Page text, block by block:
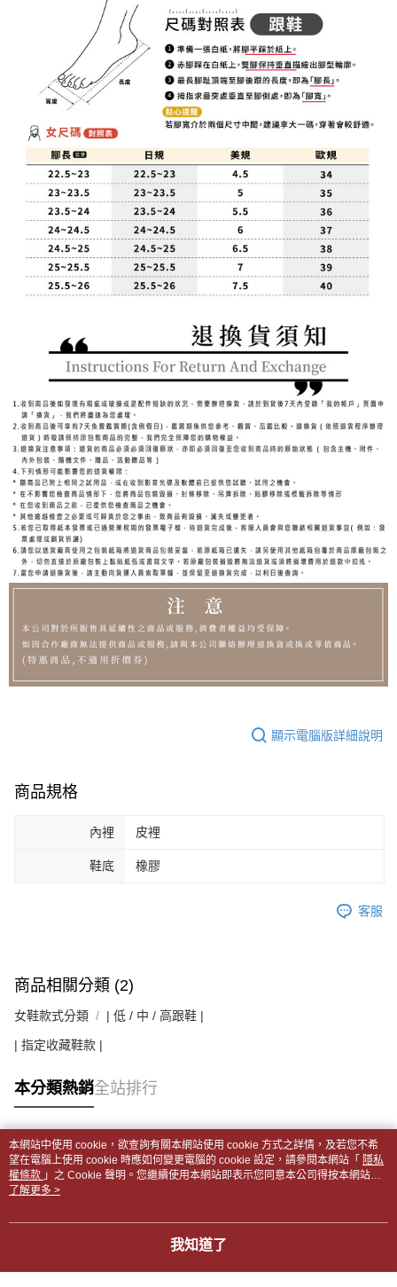
顯示電腦版詳細說明
商品規格
內裡 皮裡
鞋底 橡膠
客服
商品相關分類 (2)
女鞋款式分類 | 低 / 中 / 高跟鞋 |
| 指定收藏鞋款 |
本分類熱銷全站排行
熱門標籤
本網站中使用 cookie，欲查詢有關本網站使用 cookie 方式之詳情，及若您不希
望在電腦上使用 cookie 時應如何變更電腦的 cookie 設定，請參閱本網站「 隱私
權條款 」之 Cookie 聲明。您繼續使用本網站即表示您同意本公司得按本網站使
用條款之 Cookie 聲明使用 cookie。
了解更多 >
我知道了